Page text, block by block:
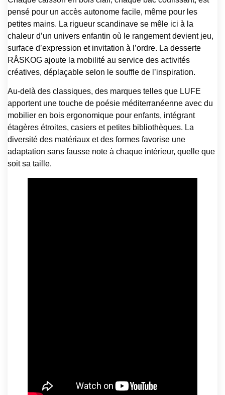
pensé pour un accès autonome facile, même pour les
petites mains. La rigueur scandinave se mêle ici à la
chaleur d’un univers enfantin où le rangement devient jeu,
surface d’expression et invitation à l’ordre. La desserte
RÅSKOG ajoute la mobilité au service des activités
créatives, déplaçable selon le souffle de l’inspiration.
Au-delà des classiques, des marques telles que LUFE
apportent une touche de poésie méditerranéenne avec du
mobilier en bois ergonomique pour enfants, intégrant
étagères étroites, casiers et petites bibliothèques. La
diversité des matériaux et des formes favorise une
adaptation sans fausse note à chaque intérieur, quelle que
soit sa taille.